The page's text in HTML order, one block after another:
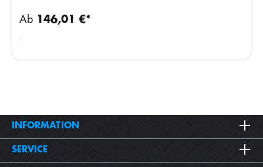
Ab 146,01 €*
INFORMATION
SERVICE